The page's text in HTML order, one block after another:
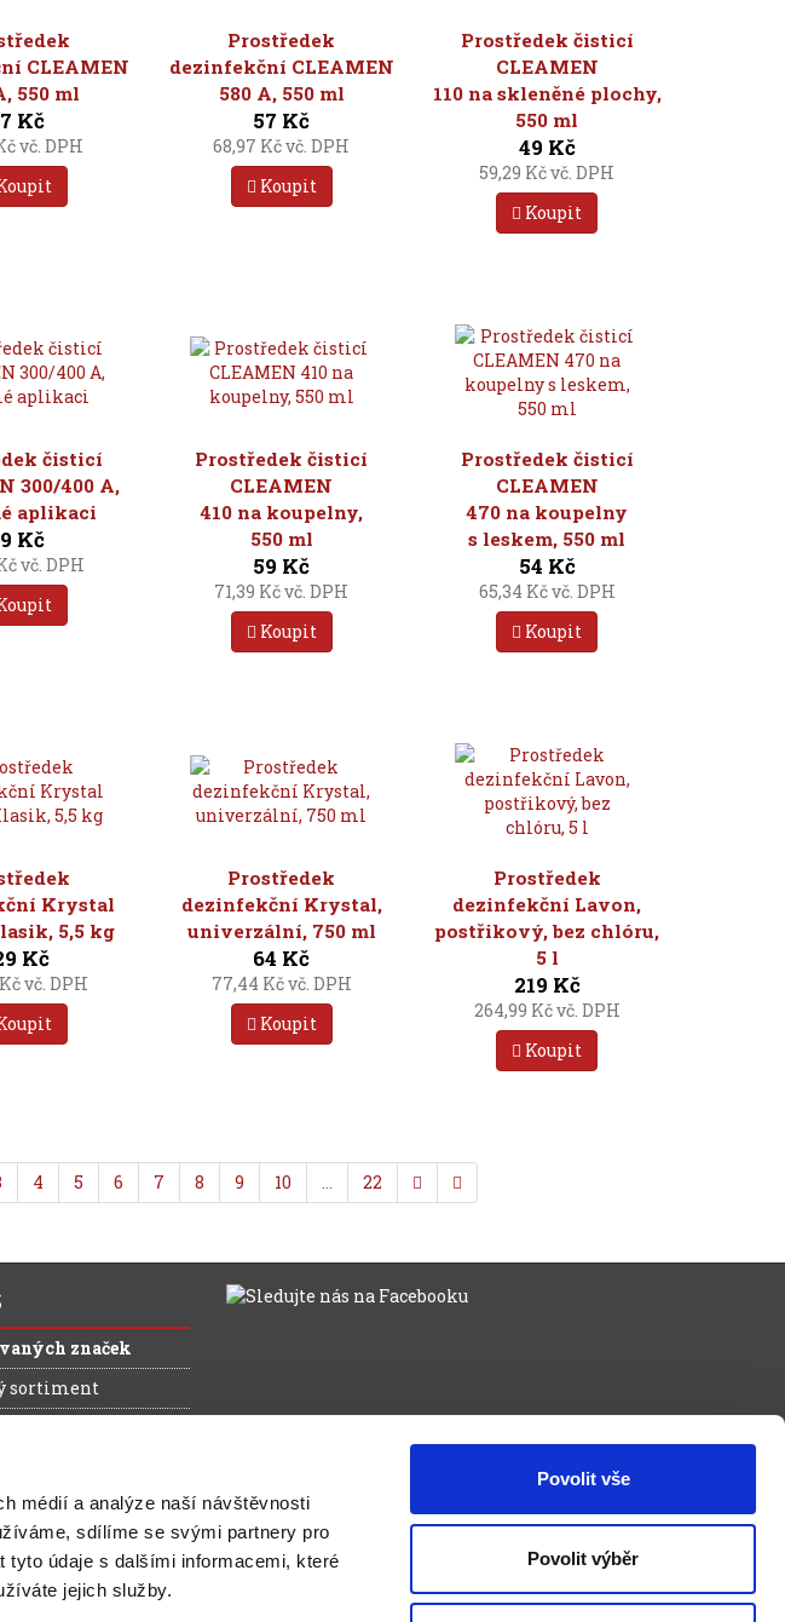
médií a analýze naší návštěvnosti
sdílíme se svými partnery pro
tyto údaje s dalšími informacemi, které
jejich služby.
Povolit vše
Povolit výběr
CLEAMEN
550 ml
Kč
vč. DPH
Prostředek
dezinfekční CLEAMEN
580 A, 550 ml
57 Kč
68,97 Kč vč. DPH
Koupit
Prostředek čisticí
CLEAMEN
110 na skleněné plochy,
550 ml
49 Kč
59,29 Kč vč. DPH
Koupit
čisticí
300/400 A,
aplikaci
Kč
vč. DPH
Prostředek čisticí
CLEAMEN
410 na koupelny,
550 ml
59 Kč
71,39 Kč vč. DPH
Koupit
Prostředek čisticí
CLEAMEN
470 na koupelny
s leskem, 550 ml
54 Kč
65,34 Kč vč. DPH
Koupit
Krystal
5,5 kg
Kč
vč. DPH
Prostředek
dezinfekční Krystal,
univerzální, 750 ml
64 Kč
77,44 Kč vč. DPH
Koupit
Prostředek
dezinfekční Lavon,
postřikový, bez chlóru,
5 l
219 Kč
264,99 Kč vč. DPH
Koupit
4 5 6 7 8 9 10 … 22
značek
sortiment